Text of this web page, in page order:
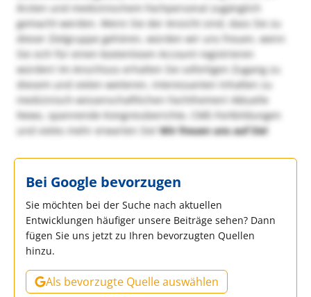
Ärzten und medizinischem Fachpersonal zugänglich
gemacht werden. Wenn Sie der Ansicht sind, dass Sie zu
dieser Zielgruppe gehören, würden wir uns freuen, wenn
Sie sich für einen kostenlosen Account registrieren
würden! Im Anschluss erhalten Sie sofortigen Zugang zu
diesem und vielen weiteren, interessanten Inhalten zu
medizinisch-wissenschaftlichen Fachthemen! Aktuelle
News, spannende Kongressberichte, CME-Fortbildungen
und vieles mehr erwarten Sie!Wir freuen uns auf Sie!
Bei Google bevorzugen
Sie möchten bei der Suche nach aktuellen
Entwicklungen häufiger unsere Beiträge sehen? Dann
fügen Sie uns jetzt zu Ihren bevorzugten Quellen
hinzu.
Als bevorzugte Quelle auswählen